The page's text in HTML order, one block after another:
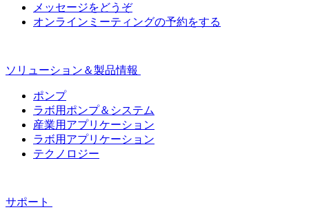
メッセージをどうぞ
オンラインミーティングの予約をする
ソリューション＆製品情報
ポンプ
ラボ用ポンプ＆システム
産業用アプリケーション
ラボ用アプリケーション
テクノロジー
サポート